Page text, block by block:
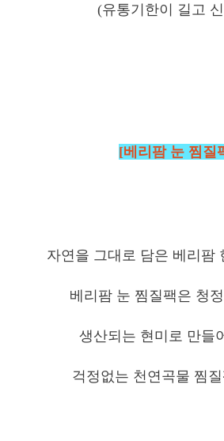
(유통기한이 길고
[베리팜 눈 찜질
자연을 그대로 담은 베리팜
베리팜 눈 찜질팩은 청
생산되는 현미로 만들
걱정없는 천연곡물 찜